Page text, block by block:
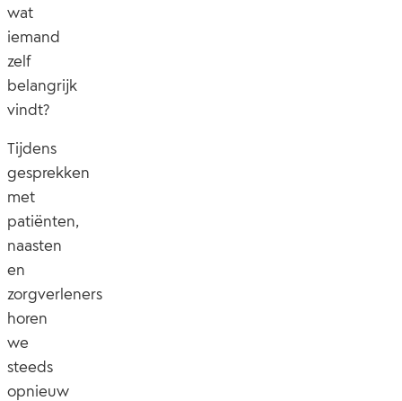
wat
iemand
zelf
belangrijk
vindt?
Tijdens
gesprekken
met
patiënten,
naasten
en
zorgverleners
horen
we
steeds
opnieuw